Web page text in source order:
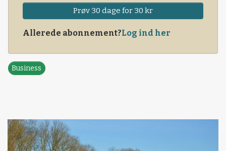
Prøv 30 dage for 30 kr
Allerede abonnement?Log ind her
Business